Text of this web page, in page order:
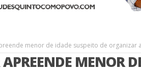
menor de idade suspeito de organizar
MENOR